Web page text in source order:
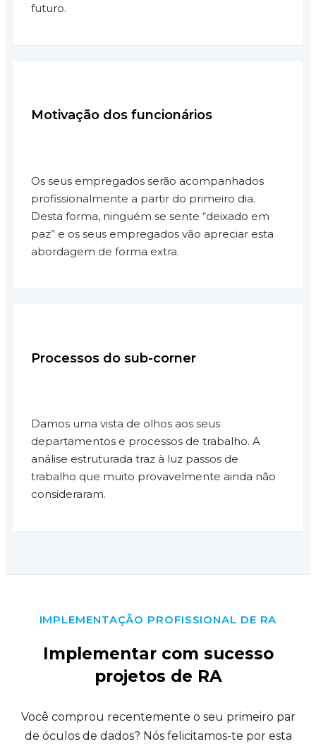
futuro.
Motivação dos funcionários
Os seus empregados serão acompanhados
profissionalmente a partir do primeiro dia.
Desta forma, ninguém se sente “deixado em
paz” e os seus empregados vão apreciar esta
abordagem de forma extra.
Processos do sub-corner
Damos uma vista de olhos aos seus
departamentos e processos de trabalho. A
análise estruturada traz à luz passos de
trabalho que muito provavelmente ainda não
consideraram.
IMPLEMENTAÇÃO PROFISSIONAL DE RA
Implementar com sucesso
projetos de RA
Você comprou recentemente o seu primeiro par
de óculos de dados? Nós felicitamos-te por esta